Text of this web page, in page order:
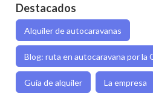
Destacados
Alquiler de autocaravanas
Blog: ruta en autocaravana por la
Guía de alquiler La empresa